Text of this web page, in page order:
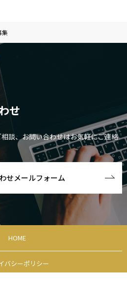
集
せ
談、お問い合わせはお気軽にご連絡
せメールフォーム
HOME
バシーポリシー